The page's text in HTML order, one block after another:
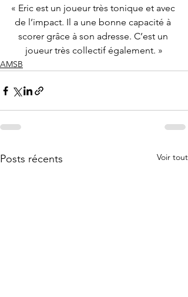
« Eric est un joueur très tonique et avec
de l’impact. Il a une bonne capacité à
scorer grâce à son adresse. C’est un
joueur très collectif également. »
AMSB
Posts récents Voir tout